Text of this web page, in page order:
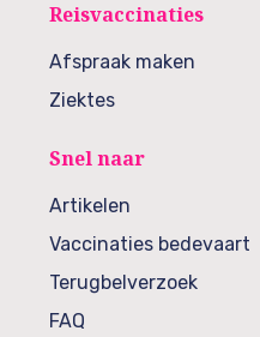
Reisvaccinaties
Afspraak maken
Ziektes
Snel naar
Artikelen
Vaccinaties bedevaart
Terugbelverzoek
FAQ